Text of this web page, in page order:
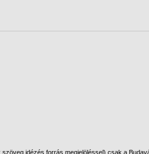
idézés forrás megjelöléssel) csak a